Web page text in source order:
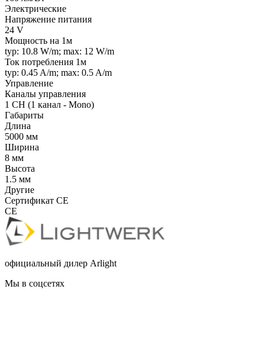
Электрические
Напряжение питания
24 V
Мощность на 1м
typ: 10.8 W/m; max: 12 W/m
Ток потребления 1м
typ: 0.45 A/m; max: 0.5 A/m
Управление
Каналы управления
1 CH (1 канал - Mono)
Габариты
Длина
5000 мм
Ширина
8 мм
Высота
1.5 мм
Другие
Сертификат CE
CE
официальный дилер Arlight
Мы в соцсетях